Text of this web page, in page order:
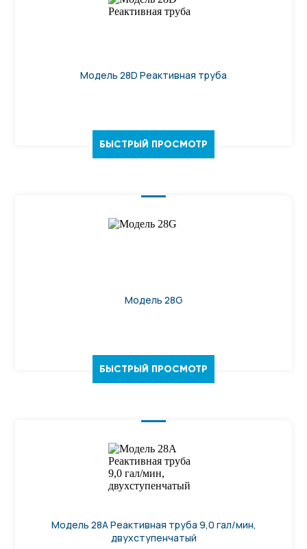
Модель 28D Реактивная труба
БЫСТРЫЙ ПРОСМОТР
Модель 28G
БЫСТРЫЙ ПРОСМОТР
Модель 28А Реактивная труба 9,0 гал/мин,
двухступенчатый